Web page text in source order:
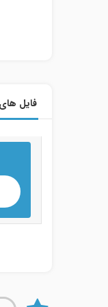
فایل